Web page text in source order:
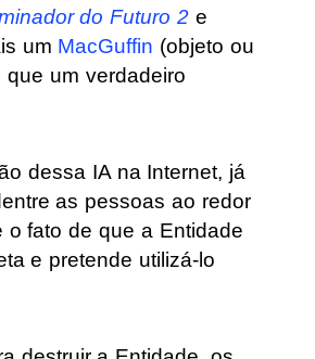
do Futuro 2 e
um MacGuffin (objeto ou
um verdadeiro
dessa IA na Internet, já
as pessoas ao redor
o fato de que a Entidade
e pretende utilizá-lo